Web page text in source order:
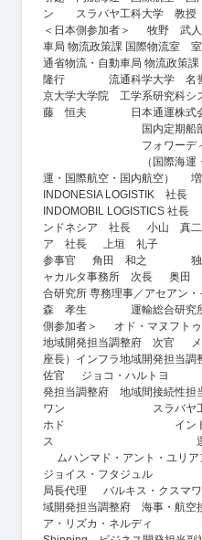
ン スラバヤ工科大学 教授
＜日本側参加者＞ 牧野
車局 物流政策課 国際物
通省物流・自動車局 物流政
隆行 流通科学大学
京大学大学院 工学系研究科
藤 恒夫 日本通運株式会
国内定期船部・港
フォワーディング
（国際海運・港湾運
運・国際航空・国内航空
INDONESIA LOGISTIK
INDOMOBIL LOGISTICS
ンドネシア 社長 小山
ア 社長 上垣 礼子 在イ
参事官 角田 和之 独立
ャカルタ事務所 次長 奥
合研究所 専務理事／アセア
森 孝生 運輸総合研究所
側参加者＞ オド・
地域開発担当調整府 次官 メ
座長）インフラ地域開発担当
佐官 ジョコ・ハル
発担当調整府 地域間接続性
ワン スラバヤ工科
ホド インドネシ
ス 運輸省 マル
ムハンマド・アント・ユ
ジョイス・フタジュ
局長代理 バルキス・
域開発担当調整府 海事・航
ア・リズカ・ネルディ